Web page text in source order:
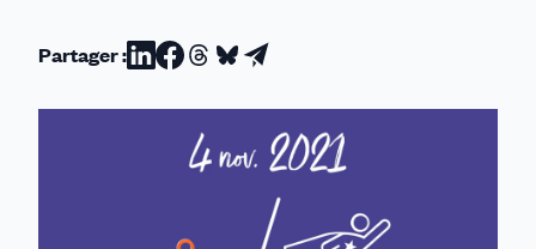
Partager :Partager
sur
Linkedin
Partager
sur
Facebook
Partager
sur
Threads
Partager
sur
Bluesky
Partager
par
email